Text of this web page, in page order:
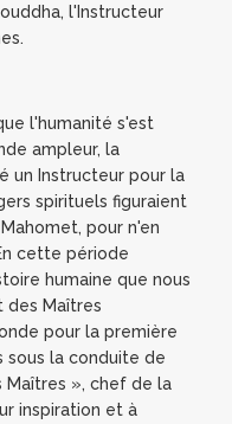
l'Instructeur
l'humanité s'est
ampleur, la
un Instructeur pour la
spirituels figuraient
pour n'en
cette période
humaine que nous
des Maîtres
pour la première
sous la conduite de
Maîtres », chef de la
inspiration et à